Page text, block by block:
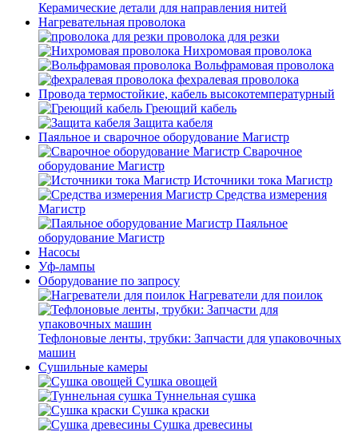
Керамические детали для направления нитей
Нагревательная проволока
проволока для резки
Нихромовая проволока
Вольфрамовая проволока
фехралевая проволока
Провода термостойкие, кабель высокотемпературный
Греющий кабель
Защита кабеля
Паяльное и сварочное оборудование Магистр
Сварочное
оборудование Магистр
Источники тока Магистр
Средства измерения
Магистр
Паяльное
оборудование Магистр
Насосы
Уф-лампы
Оборудование по запросу
Нагреватели для поилок
Тефлоновые ленты, трубки: Запчасти для упаковочных
машин
Сушильные камеры
Сушка овощей
Туннельная сушка
Сушка краски
Сушка древесины